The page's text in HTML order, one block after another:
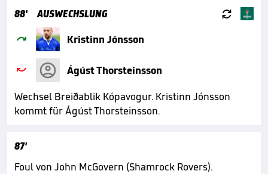
88' AUSWECHSLUNG 
 Kristinn Jónsson

Ágúst Thorsteinsson
Wechsel Breiðablik Kópavogur. Kristinn Jónsson
kommt für Ágúst Thorsteinsson.
87'
Foul von John McGovern (Shamrock Rovers).